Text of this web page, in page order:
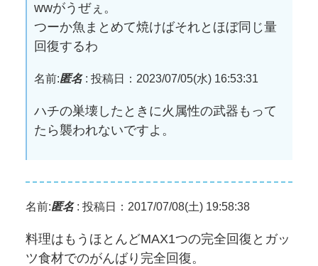
wwがうぜぇ。
つーか魚まとめて焼けばそれとほぼ同じ量
回復するわ
名前:匿名: 投稿日：2023/07/05(水) 16:53:31
ハチの巣壊したときに火属性の武器もって
たら襲われないですよ。
名前:匿名: 投稿日：2017/07/08(土) 19:58:38
料理はもうほとんどMAX1つの完全回復とガッ
ツ食材でのがんばり完全回復。